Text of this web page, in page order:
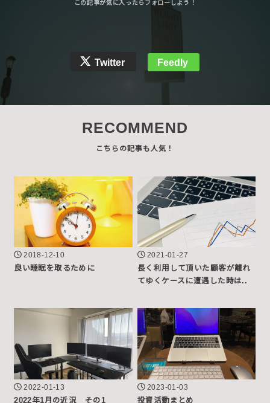
Twitter Feedly
RECOMMEND
2018-12-10
良い睡眠を取るために
2021-01-27
長く利用して頂いた顧客が離れ
てゆくケースに遭遇した時は..
2022-01-13
2022年1月の近況 その1
2023-01-03
投資活動まとめ